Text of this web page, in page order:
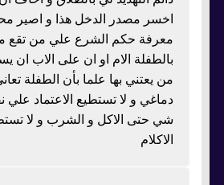
اخسر مصدر الدخل هذا و اصير
معرفة حكم الشرع علي من تقع
بالطفلة الام او ان على الاب ان
من يعتني بها علما بأن الطفلة
دماغي و لا تستطيع الاعتماد
شي حتى الاكل و الشرب و لا
الاكلام